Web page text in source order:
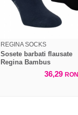
REGINA SOCKS
Sosete barbati flausate
Regina Bambus
36,29 RON